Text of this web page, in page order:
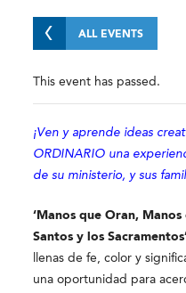
ALL EVENTS
This event has passed.
¡Ven y aprende ideas
ORDINARIO una
de su ministerio, y sus
‘Manos que Oran,
Santos y los
llenas de fe, color y
una oportunidad para